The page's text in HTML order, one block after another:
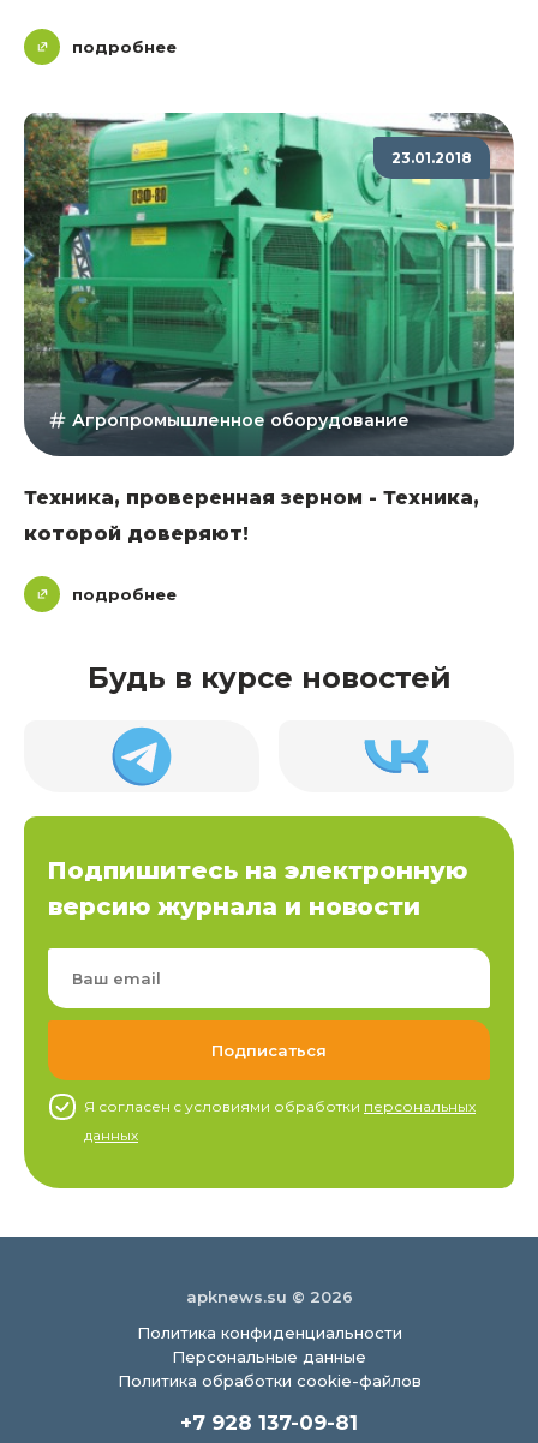
подробнее
23.01.2018
Агропромышленное оборудование
Техника, проверенная зерном - Техника,
которой доверяют!
подробнее
Будь в курсе новостей
Подпишитесь на электронную
версию журнала и новости
Я согласен c условиями обработки персональных
данных
apknews.su © 2026
Политика конфиденциальности
Персональные данные
Политика обработки cookie-файлов
+7 928 137-09-81